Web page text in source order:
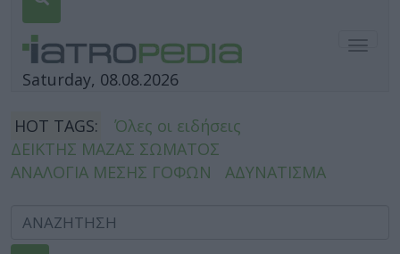
Saturday, 08.08.2026
HOT TAGS:
Όλες οι ειδήσεις
ΔΕΙΚΤΗΣ ΜΑΖΑΣ ΣΩΜΑΤΟΣ
ΑΝΑΛΟΓΙΑ ΜΕΣΗΣ ΓΟΦΩΝ
ΑΔΥΝΑΤΙΣΜΑ